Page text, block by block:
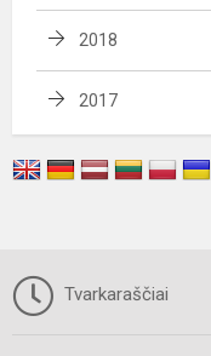
2018
2017
Tvarkaraščiai